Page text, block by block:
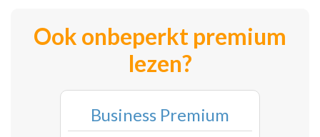
Ook onbeperkt premium
lezen?
Business Premium